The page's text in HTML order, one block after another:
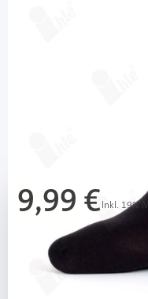
Ihle
fein extra weit /
9,99 €Inkl. 19%
Ab 3 Stk.